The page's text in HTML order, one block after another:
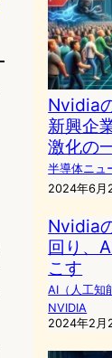
Nvidia
新興企
激化の
半導体ニュ
2024年6月
Nvidia
回り、
こす
AI（人工知
NVIDIA
2024年2月